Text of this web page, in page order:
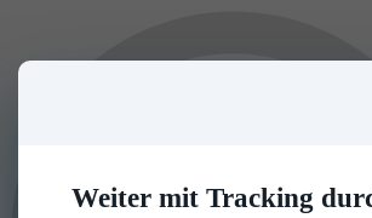
Weiter mit Tracking